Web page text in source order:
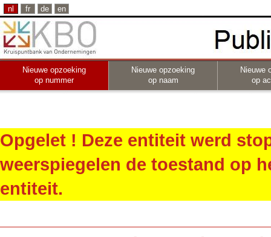
nl fr de en
Nieuwe opzoeking
op nummer
Nieuwe opzoeking
op naam
Nieuwe
op
Opgelet ! Deze entiteit werd
weerspiegelen de toestand op
entiteit.